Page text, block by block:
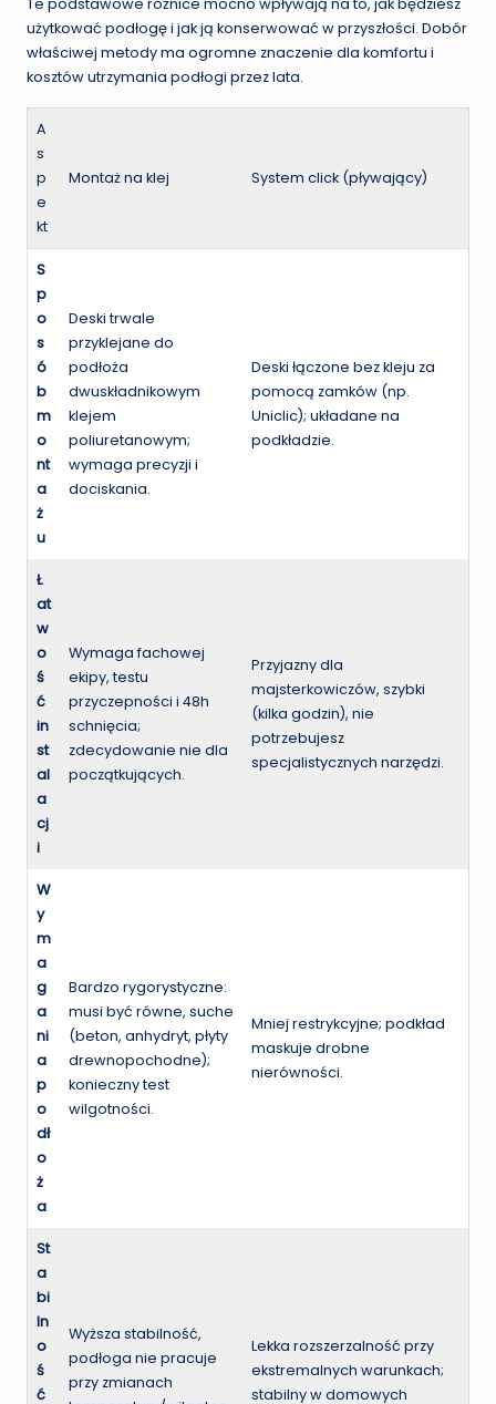
użytkować podłogę i jak ją konserwować w przyszłości. Dobór
właściwej metody ma ogromne znaczenie dla komfortu i
kosztów utrzymania podłogi przez lata.
A
s
p
e
kt
Montaż na klej System click (pływający)
S
p
o
s
ó
b
m
o
nt
a
ż
u
Deski trwale
przyklejane do
podłoża
dwuskładnikowym
klejem
poliuretanowym;
wymaga precyzji i
dociskania.
Deski łączone bez kleju za
pomocą zamków (np.
Uniclic); układane na
podkładzie.
Ł
at
w
o
ś
ć
in
st
al
a
cj
i
Wymaga fachowej
ekipy, testu
przyczepności i 48h
schnięcia;
zdecydowanie nie dla
początkujących.
Przyjazny dla
majsterkowiczów, szybki
(kilka godzin), nie
potrzebujesz
specjalistycznych narzędzi.
W
y
m
a
g
a
ni
a
p
o
dł
o
ż
a
Bardzo rygorystyczne:
musi być równe, suche
(beton, anhydryt, płyty
drewnopochodne);
konieczny test
wilgotności.
Mniej restrykcyjne; podkład
maskuje drobne
nierówności.
St
a
bi
ln
o
ś
ć
Wyższa stabilność,
podłoga nie pracuje
przy zmianach
Lekka rozszerzalność przy
ekstremalnych warunkach;
stabilny w domowych